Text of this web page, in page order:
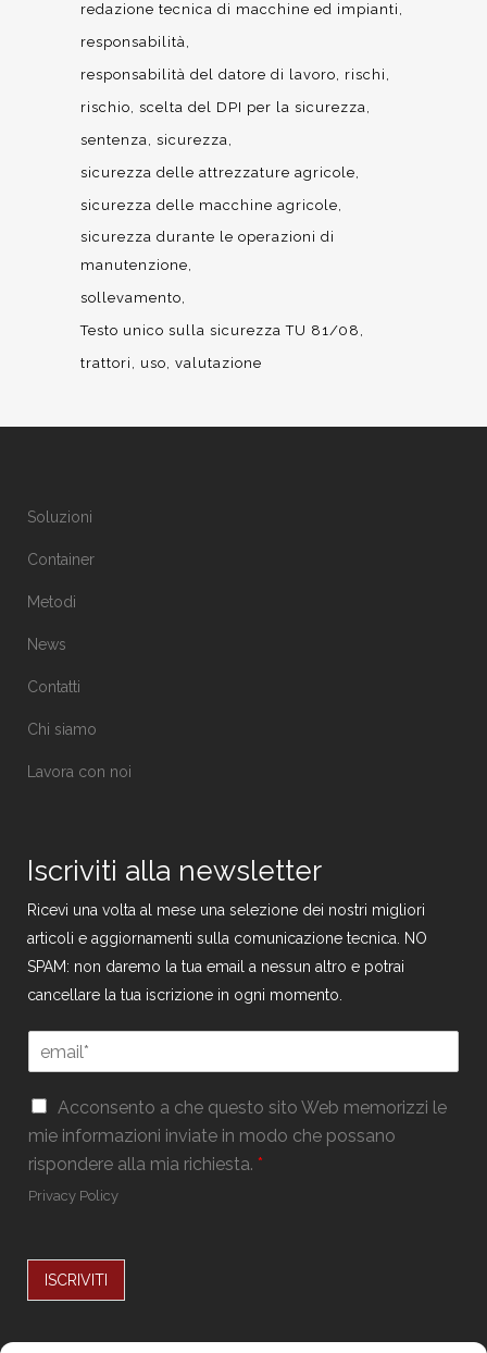
redazione tecnica di macchine ed impianti
responsabilità
responsabilità del datore di lavoro
rischi
rischio scelta del DPI per la sicurezza
sentenza sicurezza
sicurezza delle attrezzature agricole
sicurezza delle macchine agricole
sicurezza durante le operazioni di
manutenzione
sollevamento
Testo unico sulla sicurezza TU 81/08
trattori
uso valutazione
Soluzioni
Container
Metodi
News
Contatti
Chi siamo
Lavora con noi
Iscriviti alla newsletter
Ricevi una volta al mese una selezione dei nostri migliori
articoli e aggiornamenti sulla comunicazione tecnica. NO
SPAM: non daremo la tua email a nessun altro e potrai
cancellare la tua iscrizione in ogni momento.
m
l
*
G
D
P
R
D
*
G
P
R
*
Acconsento a che questo sito Web memorizzi le
mie informazioni inviate in modo che possano
rispondere alla mia richiesta. *
Privacy Policy
ISCRIVITI